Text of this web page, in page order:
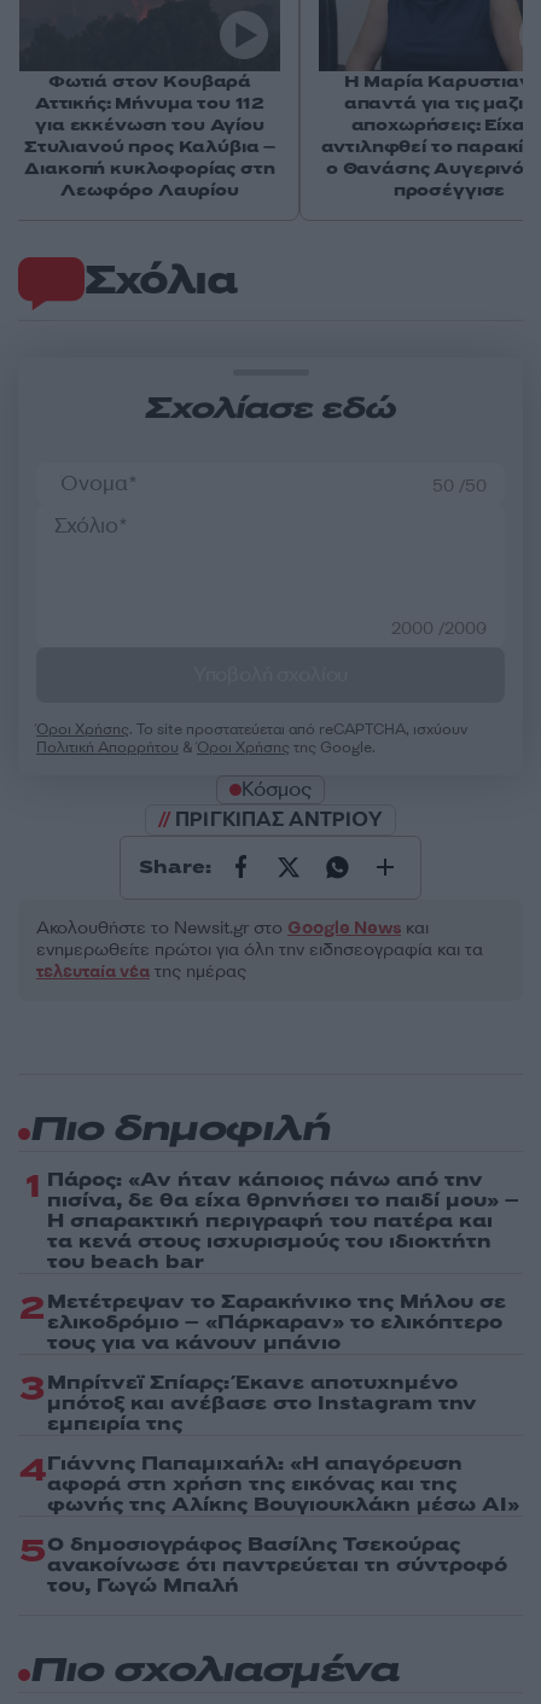
Σχόλια
Σχολίασε εδώ
50 /50
2000 /2000
Όροι Χρήσης. Το site προστατεύεται από reCAPTCHA, ισχύουν
Πολιτική Απορρήτου &Όροι Χρήσης της Google.
Κόσμος
ΠΡΙΓΚΙΠΑΣ ΑΝΤΡΙΟΥ
Share:
Ακολουθήστε το Νewsit.gr στο Google News και
ενημερωθείτε πρώτοι για όλη την ειδησεογραφία και τα
τελευταία νέα της ημέρας
Φωτιά στον Κουβαρά
Αττικής: Μήνυμα του 112
για εκκένωση του Αγίου
Στυλιανού προς Καλύβια –
Διακοπή κυκλοφορίας στη
Λεωφόρο Λαυρίου
Η Μαρία
απαντά για τις
αποχωρήσεις:
αντιληφθεί το
ο Θανάσης Αυγερινός
προσέγγισε
Πιο δημοφιλή
1 Πάρος: «Αν ήταν κάποιος πάνω από την
πισίνα, δε θα είχα θρηνήσει το παιδί μου» –
Η σπαρακτική περιγραφή του πατέρα και
τα κενά στους ισχυρισμούς του ιδιοκτήτη
του beach bar
2Μετέτρεψαν το Σαρακήνικο της Μήλου σε
ελικοδρόμιο – «Πάρκαραν» το ελικόπτερο
τους για να κάνουν μπάνιο
3Μπρίτνεϊ Σπίαρς: Έκανε αποτυχημένο
μπότοξ και ανέβασε στο Instagram την
εμπειρία της
4Γιάννης Παπαμιχαήλ: «Η απαγόρευση
αφορά στη χρήση της εικόνας και της
φωνής της Αλίκης Βουγιουκλάκη μέσω AI»
5Ο δημοσιογράφος Βασίλης Τσεκούρας
ανακοίνωσε ότι παντρεύεται τη σύντροφό
του, Γωγώ Μπαλή
Πιο σχολιασμένα